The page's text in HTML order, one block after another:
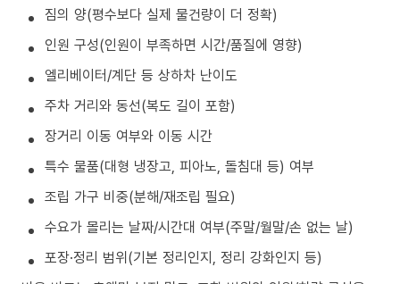
짐의 양(평수보다 실제 물건량이 더 정확)
인원 구성(인원이 부족하면 시간/품질에 영향)
엘리베이터/계단 등 상하차 난이도
주차 거리와 동선(복도 길이 포함)
장거리 이동 여부와 이동 시간
특수 물품(대형 냉장고, 피아노, 돌침대 등) 여부
조립 가구 비중(분해/재조립 필요)
수요가 몰리는 날짜/시간대 여부(주말/월말/손 없는 날)
포장·정리 범위(기본 정리인지, 정리 강화인지 등)